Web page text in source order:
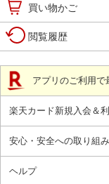
買い物かご
閲覧履歴
アプリのご利用で
楽天カード新規入会＆
安心・安全への取り組み
ヘルプ